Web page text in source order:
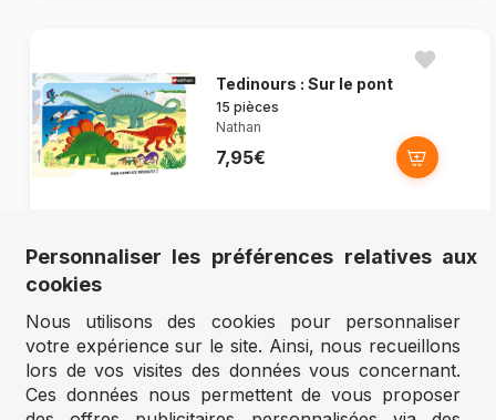
Tedinours : Sur le pont
15 pièces
Nathan
7,95€
Nouveauté
Arc-en-Ciel des Animaux
30 pièces
Nathan
11,95€
Personnaliser les préférences relatives aux
cookies
Nous utilisons des cookies pour personnaliser
votre expérience sur le site. Ainsi, nous recueillons
lors de vos visites des données vous concernant.
Ces données nous permettent de vous proposer